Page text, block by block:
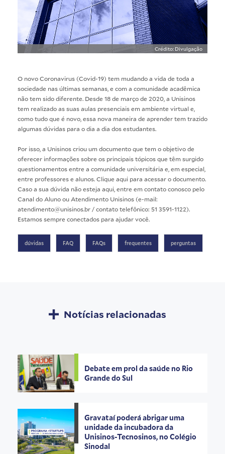
Crédito: Divulgação
O novo Coronavirus (Covid-19) tem mudando a vida de toda a
sociedade nas últimas semanas, e com a comunidade acadêmica
não tem sido diferente. Desde 18 de março de 2020, a Unisinos
tem realizado as suas aulas presenciais em ambiente virtual e,
como tudo que é novo, essa nova maneira de aprender tem trazido
algumas dúvidas para o dia a dia dos estudantes.
Por isso, a Unisinos criou um documento que tem o objetivo de
oferecer informações sobre os principais tópicos que têm surgido
questionamentos entre a comunidade universitária e, em especial,
entre professores e alunos. Clique aqui para acessar o documento.
Caso a sua dúvida não esteja aqui, entre em contato conosco pelo
Canal do Alunoou Atendimento Unisinos (e-mail:
atendimento@unisinos.br / contato telefônico: 51 3591-1122).
Estamos sempre conectados para ajudar você.
dúvidas FAQ FAQs frequentes perguntas
Notícias relacionadas
Debate em prol da saúde no Rio
Grande do Sul
Gravataí poderá abrigar uma
unidade da incubadora da
Unisinos-Tecnosinos, no Colégio
Sinodal